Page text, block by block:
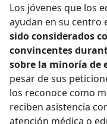
Los jóvenes que los
ayudan en su centro
sido considerados
convincentes
sobre la minoría de
pesar de sus
los reconoce como
reciben asistencia
atención médica o